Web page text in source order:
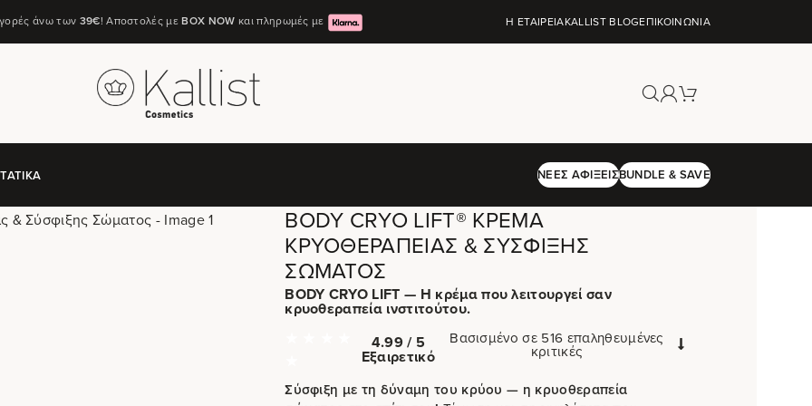
άνω των 39€! Αποστολές μεΒΟΧ ΝΟW και πληρωμές με Η ΕΤΑΙΡΕΊΑKALLIST BLOGΕΠΙΚΟΙΝΩΝΊΑ
ΝΈΕΣ ΑΦΊΞΕΙΣBUNDLE & SAVE
BODY CRYO LIFT® ΚΡΈΜΑ
ΚΡΥΟΘΕΡΑΠΕΊΑΣ & ΣΎΣΦΙΞΗΣ
ΣΏΜΑΤΟΣ
BODY CRYO LIFT — Η κρέμα που λειτουργεί σαν
κρυοθεραπεία ινστιτούτου.
4.99 / 5
Εξαιρετικό
Βασισμένο σε 516 επαληθευμένες
κριτικές
Σύσφιξη με τη δύναμη του κρύου — η κρυοθεραπεία